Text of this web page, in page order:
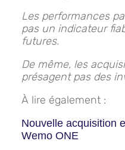
Les performances
pas un indicateur
futures.
De même, les
présagent pas des
À lire également :
Nouvelle acquisition
Wemo ONE